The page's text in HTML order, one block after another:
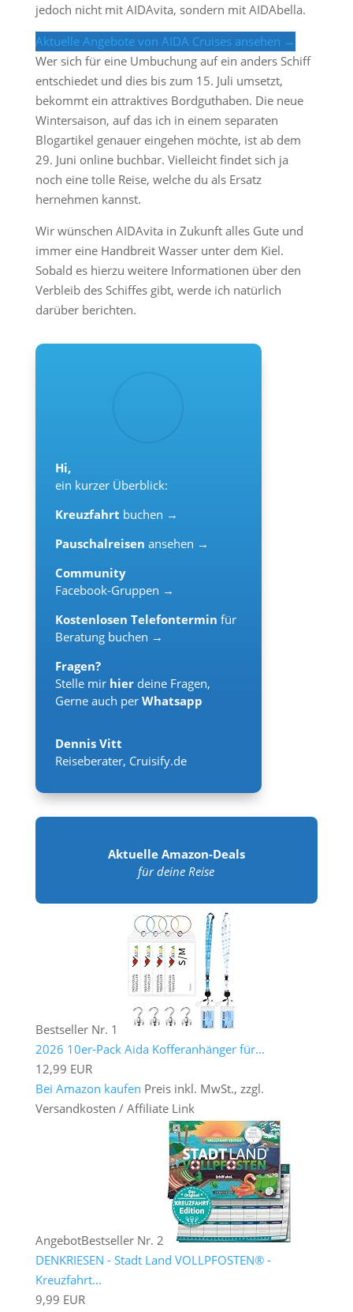
jedoch nicht mit AIDAvita, sondern mit AIDAbella.
Aktuelle Angebote von AIDA Cruises ansehen →
Wer sich für eine Umbuchung auf ein anders Schiff
entschiedet und dies bis zum 15. Juli umsetzt,
bekommt ein attraktives Bordguthaben. Die neue
Wintersaison, auf das ich in einem separaten
Blogartikel genauer eingehen möchte, ist ab dem
29. Juni online buchbar. Vielleicht findet sich ja
noch eine tolle Reise, welche du als Ersatz
hernehmen kannst.
Wir wünschen AIDAvita in Zukunft alles Gute und
immer eine Handbreit Wasser unter dem Kiel.
Sobald es hierzu weitere Informationen über den
Verbleib des Schiffes gibt, werde ich natürlich
darüber berichten.
Hi,
ein kurzer Überblick:
Kreuzfahrt buchen →
Pauschalreisen ansehen →
Community
Facebook-Gruppen →
Kostenlosen Telefontermin für
Beratung buchen →
Fragen?
Stelle mir hier deine Fragen,
Gerne auch per Whatsapp
Dennis Vitt
Reiseberater, Cruisify.de
Aktuelle Amazon-Deals
für deine Reise
Bestseller Nr. 1
2026 10er-Pack Aida Kofferanhänger für...
12,99 EUR
Bei Amazon kaufen Preis inkl. MwSt., zzgl.
Versandkosten / Affiliate Link
AngebotBestseller Nr. 2
DENKRIESEN - Stadt Land VOLLPFOSTEN® -
Kreuzfahrt...
9,99 EUR